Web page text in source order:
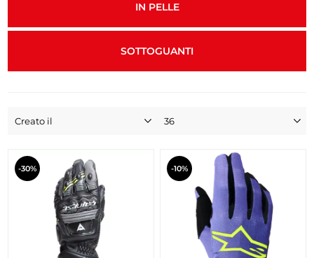
IN PELLE
SOTTOGUANTI
-30% -10%